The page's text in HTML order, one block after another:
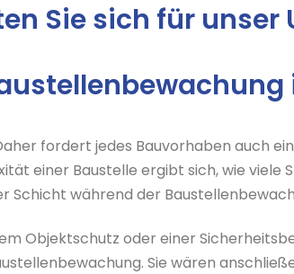
Sie sich für
fordert jedes Bauvorhaben auch
einer Baustelle ergibt sich, wie
während der
Objektschutz oder einer
Sie wären